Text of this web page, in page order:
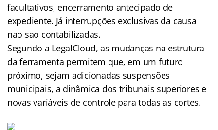
facultativos, encerramento antecipado de
expediente. Já interrupções exclusivas da causa
não são contabilizadas.
Segundo a LegalCloud, as mudanças na estrutura
da ferramenta permitem que, em um futuro
próximo, sejam adicionadas suspensões
municipais, a dinâmica dos tribunais superiores e
novas variáveis de controle para todas as cortes.